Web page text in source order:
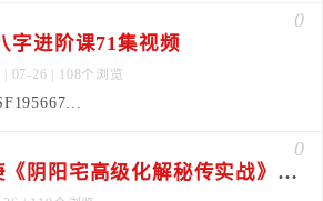
0
字进阶课71集视频
| 07-26 | 108个浏览
0
刘玉庚《阴阳宅高级化解秘传实战》128页去，水印版